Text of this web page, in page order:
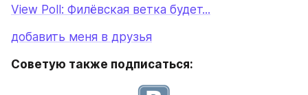
View Poll: Филёвская ветка будет...
добавить меня в друзья
Советую также подписаться: